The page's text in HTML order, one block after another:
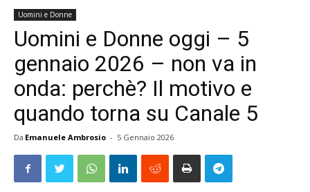
Uomini e Donne
Uomini e Donne oggi – 5
gennaio 2026 – non va in
onda: perchè? Il motivo e
quando torna su Canale 5
Da Emanuele Ambrosio - 5 Gennaio 2026